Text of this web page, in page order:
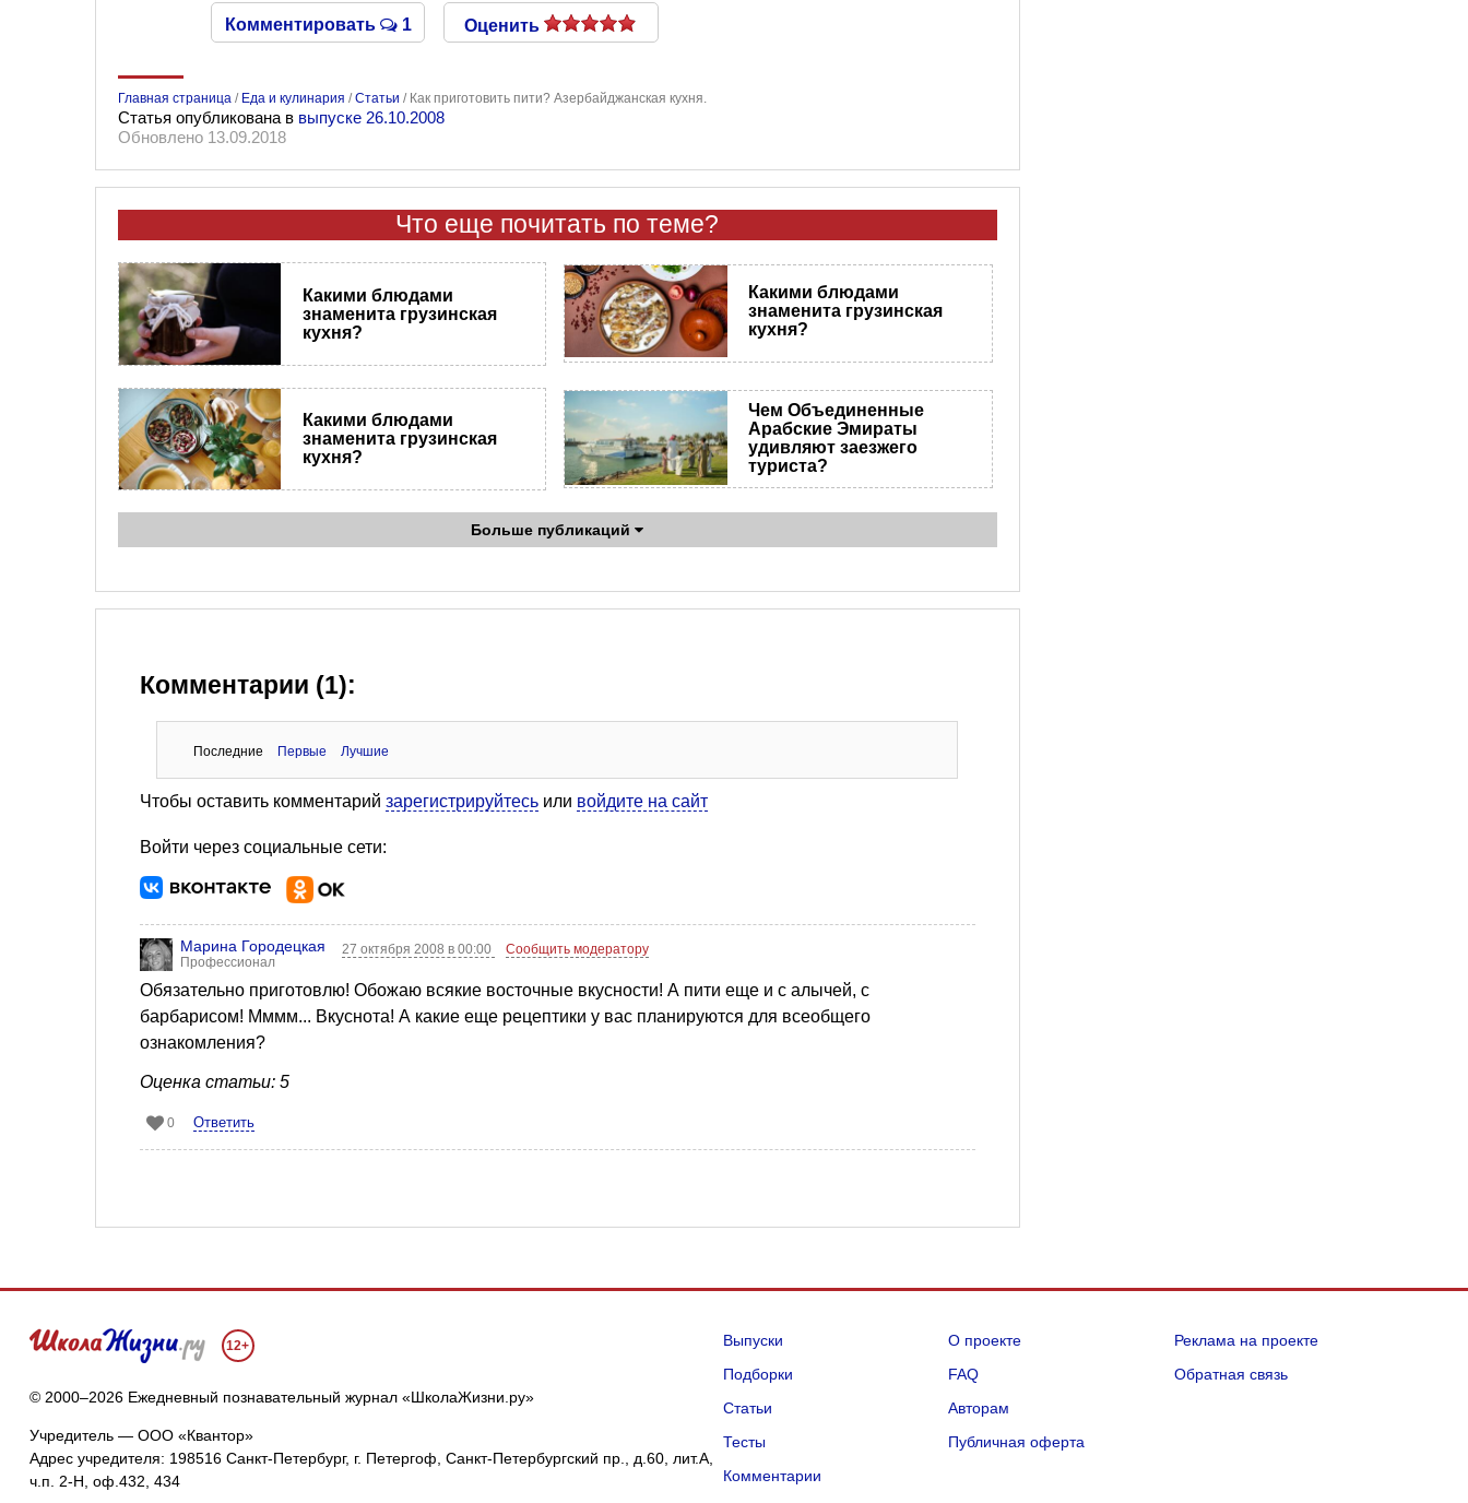
Комментировать 1 Оценить
Главная страница / Еда и кулинария /Статьи / Как приготовить пити? Азербайджанская кухня.
Статья опубликована в выпуске 26.10.2008
Обновлено 13.09.2018
Что еще почитать по теме?
Какими блюдами
знаменита грузинская
кухня?
Какими блюдами
знаменита грузинская
кухня?
Какими блюдами
знаменита грузинская
кухня?
Чем Объединенные
Арабские Эмираты
удивляют заезжего
туриста?
Больше публикаций
Комментарии (1):
Последние Первые Лучшие
Чтобы оставить комментарий зарегистрируйтесь или войдите на сайт
Войти через социальные сети:
Марина Городецкая
Профессионал
27 октября 2008 в 00:00 Сообщить модератору
Обязательно приготовлю! Обожаю всякие восточные вкусности! А пити еще и с алычей, с
барбарисом! Мммм... Вкуснота! А какие еще рецептики у вас планируются для всеобщего
ознакомления?
Оценка статьи: 5
0 Ответить
12+
© 2000–2026 Ежедневный познавательный журнал «ШколаЖизни.ру»
Учредитель — ООО «Квантор»
Адрес учредителя: 198516 Санкт-Петербург, г. Петергоф, Санкт-Петербургский пр., д.60, лит.А,
ч.п. 2-Н, оф.432, 434
Выпуски
Подборки
Статьи
Тесты
Комментарии
О проекте
FAQ
Авторам
Публичная оферта
Реклама на проекте
Обратная связь